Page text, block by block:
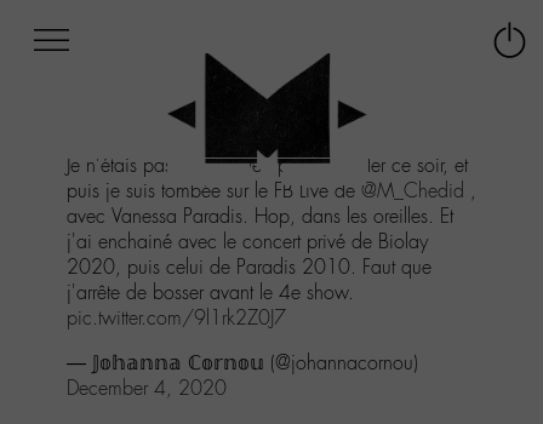
au
menu
Aller
contenu
Aller
recherche
Je n'étais pas très motivée pour travailler ce soir, et
puis je suis tombée sur le FB Live de @M_Chedid ,
avec Vanessa Paradis. Hop, dans les oreilles. Et
j'ai enchainé avec le concert privé de Biolay
2020, puis celui de Paradis 2010. Faut que
j'arrête de bosser avant le 4e show.
pic.twitter.com/9l1rk2Z0J7
— 𝕁𝕠𝕙𝕒𝕟𝕟𝕒 ℂ𝕠𝕣𝕟𝕠𝕦 (@johannacornou)
December 4, 2020